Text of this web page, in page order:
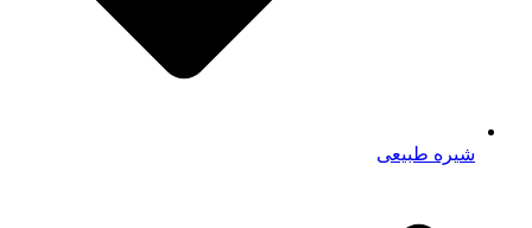
شیره طبیعی